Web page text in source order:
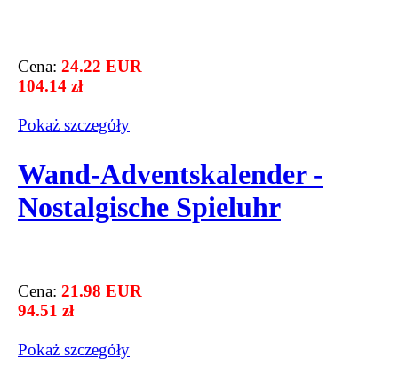
Cena: 24.22 EUR
104.14 zł
Pokaż szczegόły
Wand-Adventskalender -
Nostalgische Spieluhr
Cena: 21.98 EUR
94.51 zł
Pokaż szczegόły